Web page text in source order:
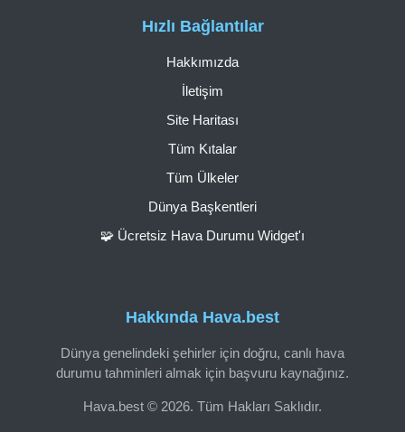
Hakkında Hava.best
Dünya genelindeki şehirler için doğru, canlı hava
durumu tahminleri almak için başvuru kaynağınız.
Hava.best © 2026. Tüm Hakları Saklıdır.
Hızlı Bağlantılar
Hakkımızda
İletişim
Site Haritası
Tüm Kıtalar
Tüm Ülkeler
Dünya Başkentleri
🧩 Ücretsiz Hava Durumu Widget'ı